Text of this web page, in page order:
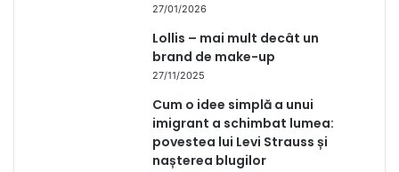
27/01/2026
Lollis – mai mult decât un
brand de make-up
27/11/2025
Cum o idee simplă a unui
imigrant a schimbat lumea:
povestea lui Levi Strauss și
nașterea blugilor